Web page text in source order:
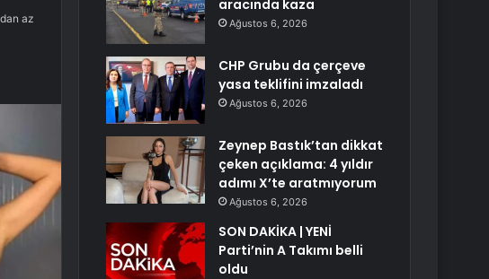
az
aracında kaza
Ağustos 6, 2026
CHP Grubu da çerçeve
yasa teklifini imzaladı
Ağustos 6, 2026
Zeynep Bastık’tan dikkat
çeken açıklama: 4 yıldır
adımı X’te aratmıyorum
Ağustos 6, 2026
SON DAKİKA | YENİ
Parti’nin A Takımı belli
oldu